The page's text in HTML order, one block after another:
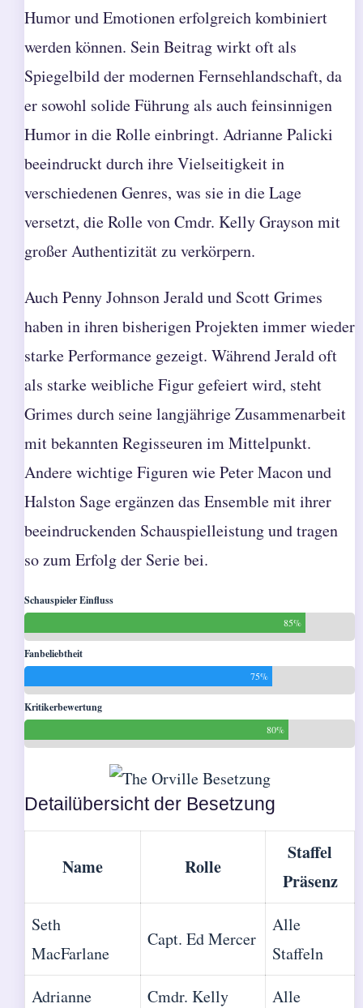
Humor und Emotionen erfolgreich kombiniert
werden können. Sein Beitrag wirkt oft als
Spiegelbild der modernen Fernsehlandschaft, da
er sowohl solide Führung als auch feinsinnigen
Humor in die Rolle einbringt. Adrianne Palicki
beeindruckt durch ihre Vielseitigkeit in
verschiedenen Genres, was sie in die Lage
versetzt, die Rolle von Cmdr. Kelly Grayson mit
großer Authentizität zu verkörpern.
Auch Penny Johnson Jerald und Scott Grimes
haben in ihren bisherigen Projekten immer wieder
starke Performance gezeigt. Während Jerald oft
als starke weibliche Figur gefeiert wird, steht
Grimes durch seine langjährige Zusammenarbeit
mit bekannten Regisseuren im Mittelpunkt.
Andere wichtige Figuren wie Peter Macon und
Halston Sage ergänzen das Ensemble mit ihrer
beeindruckenden Schauspielleistung und tragen
so zum Erfolg der Serie bei.
Schauspieler Einfluss
85%
Fanbeliebtheit
75%
Kritikerbewertung
80%
Detailübersicht der Besetzung
Name Rolle
Staffel
Präsenz
Seth
MacFarlane
Capt. Ed Mercer
Alle
Staffeln
Adrianne
Cmdr. Kelly
Alle